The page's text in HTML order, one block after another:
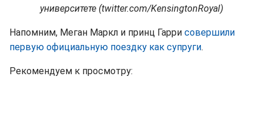
университете (twitter.com/KensingtonRoyal)
Напомним, Меган Маркл и принц Гарри совершили
первую официальную поездку как супруги.
Рекомендуем к просмотру: